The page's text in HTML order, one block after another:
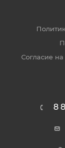
Согласие
8